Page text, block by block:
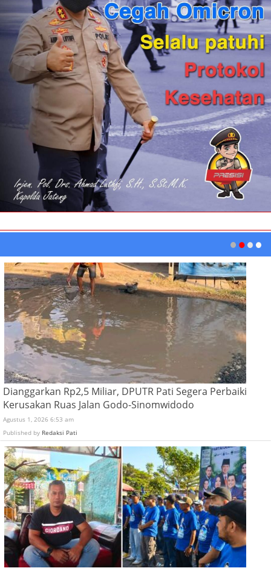
Dianggarkan Rp2,5 Miliar, DPUTR Pati Segera Perbaiki
Kerusakan Ruas Jalan Godo-Sinomwidodo
Agustus 1, 2026 6:53 am
Published by Redaksi Pati